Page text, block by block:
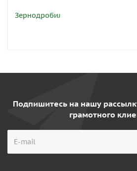
Подпишитесь на нашу
грамотного